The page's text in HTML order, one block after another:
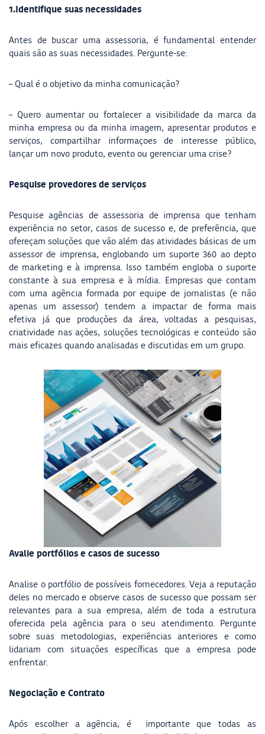
1.Identifique suas necessidades
Antes de buscar uma assessoria, é fundamental entender
quais são as suas necessidades. Pergunte-se:
– Qual é o objetivo da minha comunicação?
– Quero aumentar ou fortalecer a visibilidade da marca da
minha empresa ou da minha imagem, apresentar produtos e
serviços, compartilhar informaçoes de interesse público,
lançar um novo produto, evento ou gerenciar uma crise?
Pesquise provedores de serviços
Pesquise agências de assessoria de imprensa que tenham
experiência no setor, casos de sucesso e, de preferência, que
ofereçam soluções que vão além das atividades básicas de um
assessor de imprensa, englobando um suporte 360 ao depto
de marketing e à imprensa. Isso também engloba o suporte
constante à sua empresa e à mídia. Empresas que contam
com uma agência formada por equipe de jornalistas (e não
apenas um assessor) tendem a impactar de forma mais
efetiva já que produções da área, voltadas a pesquisas,
criatividade nas ações, soluções tecnológicas e conteúdo são
mais eficazes quando analisadas e discutidas em um grupo.
Avalie portfólios e casos de sucesso
Analise o portfólio de possíveis fornecedores. Veja a reputação
deles no mercado e observe casos de sucesso que possam ser
relevantes para a sua empresa, além de toda a estrutura
oferecida pela agência para o seu atendimento. Pergunte
sobre suas metodologias, experiências anteriores e como
lidariam com situações específicas que a empresa pode
enfrentar.
Negociação e Contrato
Após escolher a agência, é
importante que todas as